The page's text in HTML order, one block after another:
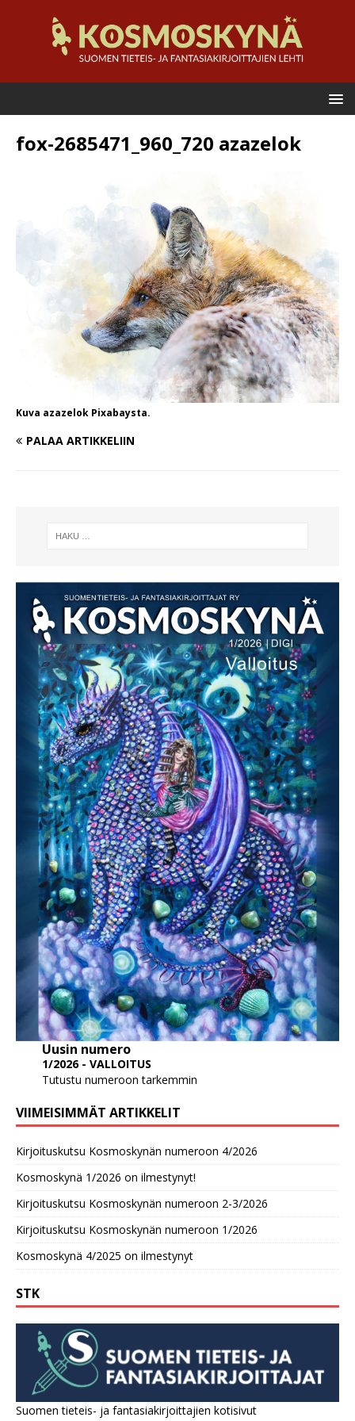
fox-2685471_960_720 azazelok
Kuva azazelok Pixabaysta.
PALAA ARTIKKELIIN
Uusin numero
1/2026 - VALLOITUS
Tutustu numeroon tarkemmin
VIIMEISIMMÄT ARTIKKELIT
Kirjoituskutsu Kosmoskynän numeroon 4/2026
Kosmoskynä 1/2026 on ilmestynyt!
Kirjoituskutsu Kosmoskynän numeroon 2-3/2026
Kirjoituskutsu Kosmoskynän numeroon 1/2026
Kosmoskynä 4/2025 on ilmestynyt
STK
Suomen tieteis- ja fantasiakirjoittajien kotisivut